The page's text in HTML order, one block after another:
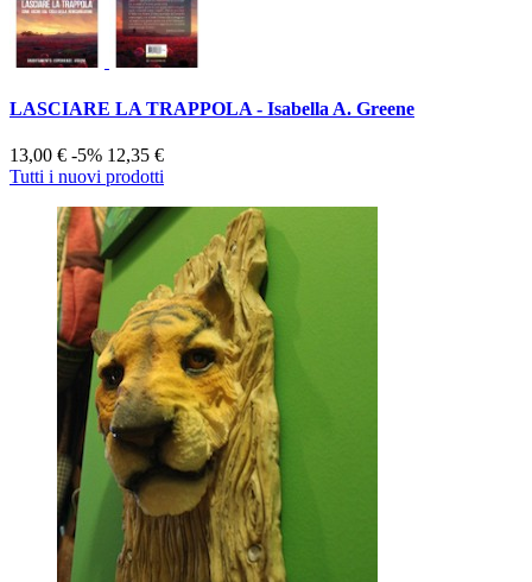
LASCIARE LA TRAPPOLA - Isabella A. Greene
13,00 € -5% 12,35 €
Tutti i nuovi prodotti